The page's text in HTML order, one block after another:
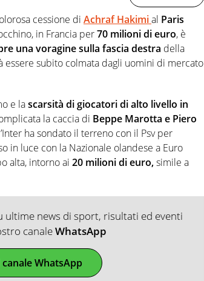
cessione di Achraf Hakimial Paris
in Francia per70 milioni di euro, è
una voragine sulla fascia destra della
essere subito colmata dagli uomini di mercato
e lascarsità di giocatori di alto livello in
la caccia di Beppe Marotta e Piero
ha sondato il terreno con il Psv per
in luce con la Nazionale olandese a Euro
alta, intorno ai 20 milioni di euro,simile a
ultime news di sport, risultati ed eventi
canaleWhatsApp
WhatsApp